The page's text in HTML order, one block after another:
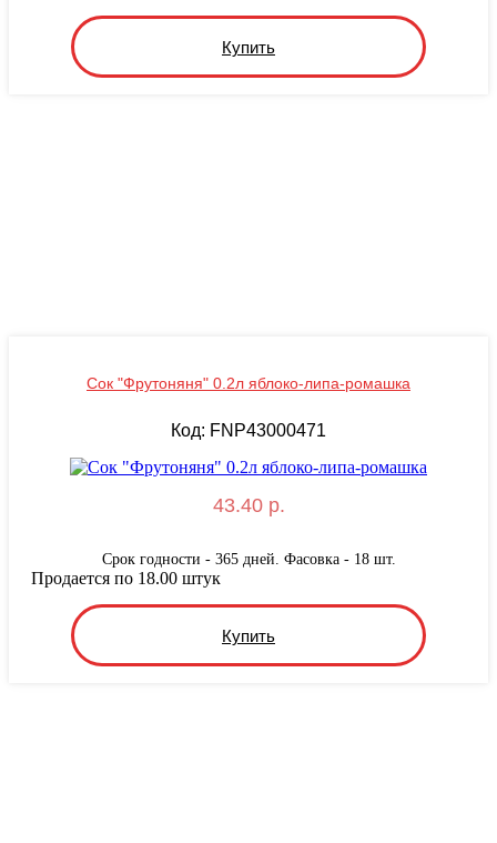
Купить
Сок "Фрутоняня" 0.2л яблоко-липа-ромашка
Код: FNP43000471
43.40 р.
Срок годности - 365 дней. Фасовка - 18 шт.
Купить
Продается по 18.00 штук